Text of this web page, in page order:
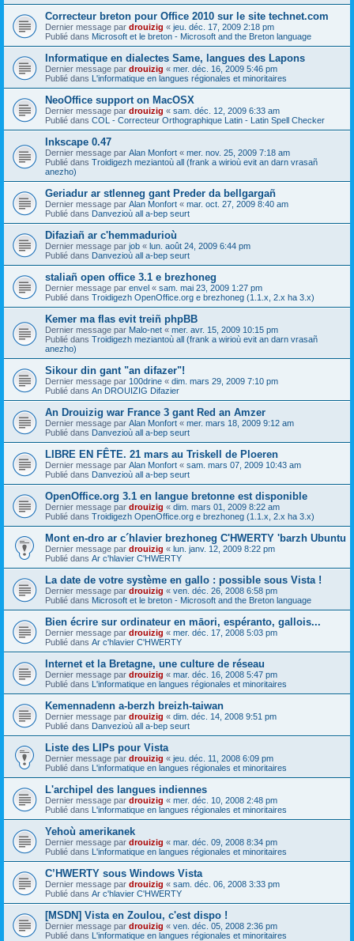
Correcteur breton pour Office 2010 sur le site technet.com
Dernier message par drouizig « jeu. déc. 17, 2009 2:18 pm
Publié dans Microsoft et le breton - Microsoft and the Breton language
Informatique en dialectes Same, langues des Lapons
Dernier message par drouizig « mer. déc. 16, 2009 5:46 pm
Publié dans L'informatique en langues régionales et minoritaires
NeoOffice support on MacOSX
Dernier message par drouizig « sam. déc. 12, 2009 6:33 am
Publié dans COL - Correcteur Orthographique Latin - Latin Spell Checker
Inkscape 0.47
Dernier message par Alan Monfort « mer. nov. 25, 2009 7:18 am
Publié dans Troidigezh meziantoù all (frank a wirioù evit an darn vrasañ
anezho)
Geriadur ar stlenneg gant Preder da bellgargañ
Dernier message par Alan Monfort « mar. oct. 27, 2009 8:40 am
Publié dans Danvezioù all a-bep seurt
Difaziañ ar c'hemmadurioù
Dernier message par job « lun. août 24, 2009 6:44 pm
Publié dans Danvezioù all a-bep seurt
staliañ open office 3.1 e brezhoneg
Dernier message par envel « sam. mai 23, 2009 1:27 pm
Publié dans Troidigezh OpenOffice.org e brezhoneg (1.1.x, 2.x ha 3.x)
Kemer ma flas evit treiñ phpBB
Dernier message par Malo-net « mer. avr. 15, 2009 10:15 pm
Publié dans Troidigezh meziantoù all (frank a wirioù evit an darn vrasañ
anezho)
Sikour din gant "an difazer"!
Dernier message par 100drine « dim. mars 29, 2009 7:10 pm
Publié dans An DROUIZIG Difazier
An Drouizig war France 3 gant Red an Amzer
Dernier message par Alan Monfort « mer. mars 18, 2009 9:12 am
Publié dans Danvezioù all a-bep seurt
LIBRE EN FÊTE. 21 mars au Triskell de Ploeren
Dernier message par Alan Monfort « sam. mars 07, 2009 10:43 am
Publié dans Danvezioù all a-bep seurt
OpenOffice.org 3.1 en langue bretonne est disponible
Dernier message par drouizig « dim. mars 01, 2009 8:22 am
Publié dans Troidigezh OpenOffice.org e brezhoneg (1.1.x, 2.x ha 3.x)
Mont en-dro ar c´hlavier brezhoneg C'HWERTY 'barzh Ubuntu
Dernier message par drouizig « lun. janv. 12, 2009 8:22 pm
Publié dans Ar c'hlavier C'HWERTY
La date de votre système en gallo : possible sous Vista !
Dernier message par drouizig « ven. déc. 26, 2008 6:58 pm
Publié dans Microsoft et le breton - Microsoft and the Breton language
Bien écrire sur ordinateur en māori, espéranto, gallois...
Dernier message par drouizig « mer. déc. 17, 2008 5:03 pm
Publié dans Ar c'hlavier C'HWERTY
Internet et la Bretagne, une culture de réseau
Dernier message par drouizig « mar. déc. 16, 2008 5:47 pm
Publié dans L'informatique en langues régionales et minoritaires
Kemennadenn a-berzh breizh-taiwan
Dernier message par drouizig « dim. déc. 14, 2008 9:51 pm
Publié dans Danvezioù all a-bep seurt
Liste des LIPs pour Vista
Dernier message par drouizig « jeu. déc. 11, 2008 6:09 pm
Publié dans L'informatique en langues régionales et minoritaires
L'archipel des langues indiennes
Dernier message par drouizig « mer. déc. 10, 2008 2:48 pm
Publié dans L'informatique en langues régionales et minoritaires
Yehoù amerikanek
Dernier message par drouizig « mar. déc. 09, 2008 8:34 pm
Publié dans L'informatique en langues régionales et minoritaires
C’HWERTY sous Windows Vista
Dernier message par drouizig « sam. déc. 06, 2008 3:33 pm
Publié dans Ar c'hlavier C'HWERTY
[MSDN] Vista en Zoulou, c'est dispo !
Dernier message par drouizig « ven. déc. 05, 2008 2:36 pm
Publié dans L'informatique en langues régionales et minoritaires